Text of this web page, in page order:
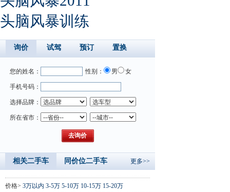
头脑风暴训练
询价 试驾 预订 置换
您的姓名： 性别： 男 女
手机号码：
选择品牌：
所在省市：
相关二手车 同价位二手车 更多>>
价格> 3万以内 3-5万 5-10万 10-15万 15-20万